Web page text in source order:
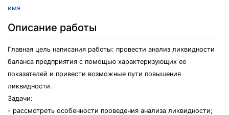
имя
Описание работы
Главная цель написания работы: провести анализ ликвидности
баланса предприятия с помощью характеризующих ее
показателей и привести возможные пути повышения
ликвидности.
Задачи:
- рассмотреть особенности проведения анализа ликвидности;